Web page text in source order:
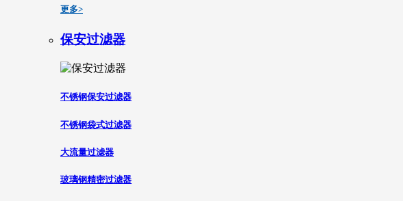
更多>
保安过滤器
不锈钢保安过滤器
不锈钢袋式过滤器
大流量过滤器
玻璃钢精密过滤器